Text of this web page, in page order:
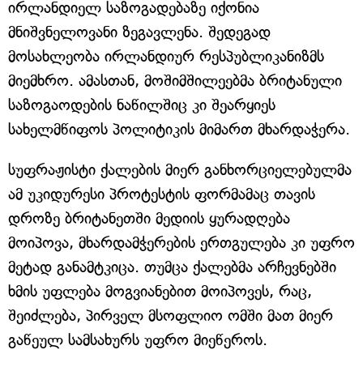
ირლანდიელ საზოგადებაზე იქონია
მნიშვნელოვანი ზეგავლენა. შედეგად
მოსახლეობა ირლანდიურ რესპუბლიკანიზმს
მიემხრო. ამასთან, მოშიმშილეებმა ბრიტანული
საზოგაოდების ნაწილშიც კი შეარყიეს
სახელმწიფოს პოლიტიკის მიმართ მხარდაჭერა.
სუფრაჟისტი ქალების მიერ განხორციელებულმა
ამ უკიდურესი პროტესტის ფორმამაც თავის
დროზე ბრიტანეთში მედიის ყურადღება
მოიპოვა, მხარდამჭერების ერთგულება კი უფრო
მეტად განამტკიცა. თუმცა ქალებმა არჩევნებში
ხმის უფლება მოგვიანებით მოიპოვეს, რაც,
შეიძლება, პირველ მსოფლიო ომში მათ მიერ
გაწეულ სამსახურს უფრო მიეწეროს.